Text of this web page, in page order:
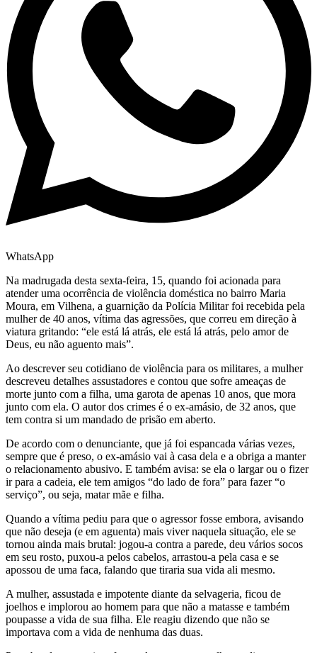
WhatsApp
Na madrugada desta sexta-feira, 15, quando foi acionada para
atender uma ocorrência de violência doméstica no bairro Maria
Moura, em Vilhena, a guarnição da Polícia Militar foi recebida pela
mulher de 40 anos, vítima das agressões, que correu em direção à
viatura gritando: “ele está lá atrás, ele está lá atrás, pelo amor de
Deus, eu não aguento mais”.
Ao descrever seu cotidiano de violência para os militares, a mulher
descreveu detalhes assustadores e contou que sofre ameaças de
morte junto com a filha, uma garota de apenas 10 anos, que mora
junto com ela. O autor dos crimes é o ex-amásio, de 32 anos, que
tem contra si um mandado de prisão em aberto.
De acordo com o denunciante, que já foi espancada várias vezes,
sempre que é preso, o ex-amásio vai à casa dela e a obriga a manter
o relacionamento abusivo. E também avisa: se ela o largar ou o fizer
ir para a cadeia, ele tem amigos “do lado de fora” para fazer “o
serviço”, ou seja, matar mãe e filha.
Quando a vítima pediu para que o agressor fosse embora, avisando
que não deseja (e em aguenta) mais viver naquela situação, ele se
tornou ainda mais brutal: jogou-a contra a parede, deu vários socos
em seu rosto, puxou-a pelos cabelos, arrastou-a pela casa e se
apossou de uma faca, falando que tiraria sua vida ali mesmo.
A mulher, assustada e impotente diante da selvageria, ficou de
joelhos e implorou ao homem para que não a matasse e também
poupasse a vida de sua filha. Ele reagiu dizendo que não se
importava com a vida de nenhuma das duas.